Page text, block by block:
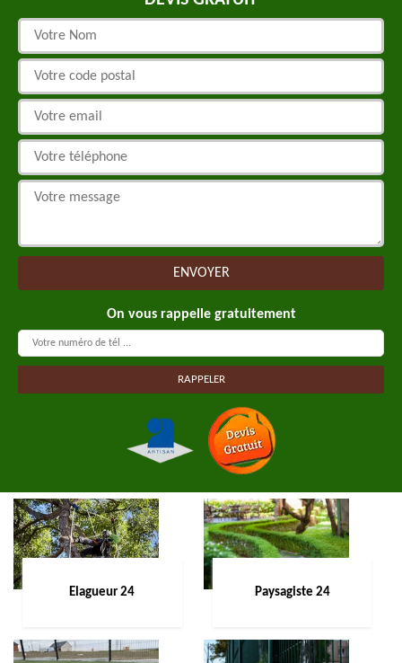
On vous rappelle gratuitement
Elagueur 24 Paysagiste 24